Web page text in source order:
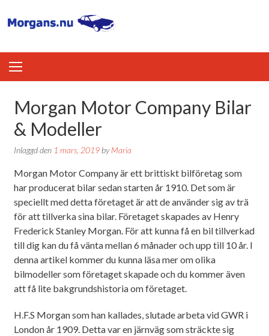
to
Morgan Motor Company Bilar
& Modeller
Inlaggd den 1 mars, 2019byMaria
Morgan Motor Company är ett brittiskt bilföretag som
har producerat bilar sedan starten år 1910. Det som är
speciellt med detta företaget är att de använder sig av trä
för att tillverka sina bilar. Företaget skapades av Henry
Frederick Stanley Morgan. För att kunna få en bil tillverkad
till dig kan du få vänta mellan 6 månader och upp till 10 år. I
denna artikel kommer du kunna läsa mer om olika
bilmodeller som företaget skapade och du kommer även
att få lite bakgrundshistoria om företaget.
H.F.S Morgan som han kallades, slutade arbeta vid GWR i
London år 1909. Detta var en järnväg som sträckte sig